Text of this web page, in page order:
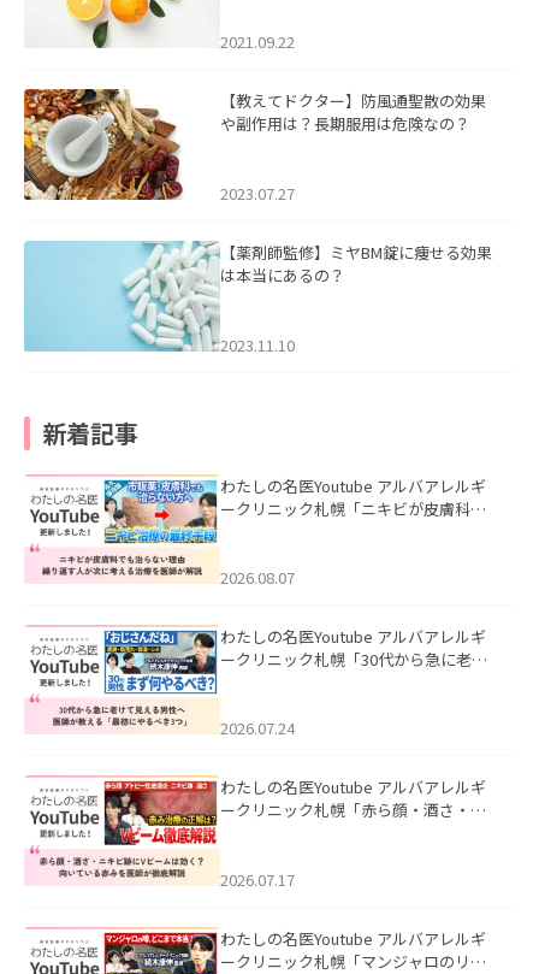
2021.09.22
【教えてドクター】防風通聖散の効果
や副作用は？長期服用は危険なの？
2023.07.27
【薬剤師監修】ミヤBM錠に痩せる効果
は本当にあるの？
2023.11.10
新着記事
わたしの名医Youtube アルバアレルギ
ークリニック札幌「ニキビが皮膚科で
ました。
2026.08.07
わたしの名医Youtube アルバアレルギ
ークリニック札幌「30代から急に老け
た。
2026.07.24
わたしの名医Youtube アルバアレルギ
ークリニック札幌「赤ら顔・酒さ・ニ
した。
2026.07.17
わたしの名医Youtube アルバアレルギ
ークリニック札幌「マンジャロのリア